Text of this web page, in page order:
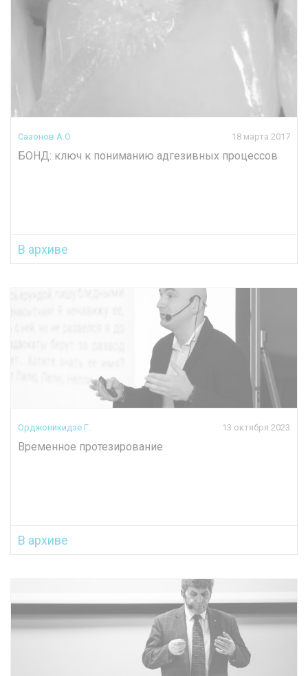
Сазонов А.О. 18 марта 2017
БОНД: ключ к пониманию адгезивных процессов
В архиве
Орджоникидзе Г. 13 октября 2023
Временное протезирование
В архиве